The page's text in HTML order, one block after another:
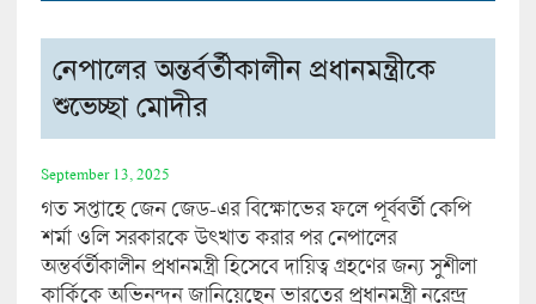
নেপালের অন্তর্বর্তীকালীন প্রধানমন্ত্রীকে
শুভেচ্ছা মোদীর
September 13, 2025
গত সপ্তাহে জেন জেড-এর বিক্ষোভের ফলে পূর্ববর্তী কেপি
শর্মা ওলি সরকারকে উৎখাত করার পর নেপালের
অন্তর্বর্তীকালীন প্রধানমন্ত্রী হিসেবে দায়িত্ব গ্রহণের জন্য সুশীলা
কার্কিকে অভিনন্দন জানিয়েছেন ভারতের প্রধানমন্ত্রী নরেন্দ্র